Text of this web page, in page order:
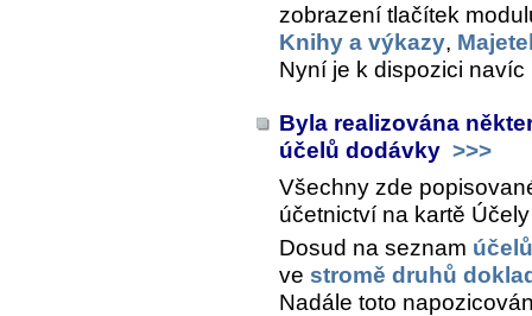
zobrazení tlačítek
Knihy a výkazy,
Nyní je k dispozici
Byla realizována
účelů dodávky >>>
Všechny zde
účetnictví na kartě
Dosud na seznam
ve stromě druhů
Nadále toto